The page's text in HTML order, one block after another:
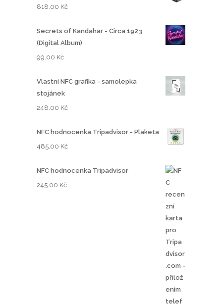
818.00 Kč
Secrets of Kandahar - Circa 1923
(Digital Album)
99.00 Kč
Vlastní NFC grafika - samolepka
stojánek
248.00 Kč
NFC hodnocenka Tripadvisor - Plaketa
485.00 Kč
NFC hodnocenka Tripadvisor
245.00 Kč